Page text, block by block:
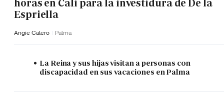
horas en Cali para la investidura de De la
Espriella
Angie Calero Palma
La Reina y sus hijas visitan a personas con
discapacidad en sus vacaciones en Palma